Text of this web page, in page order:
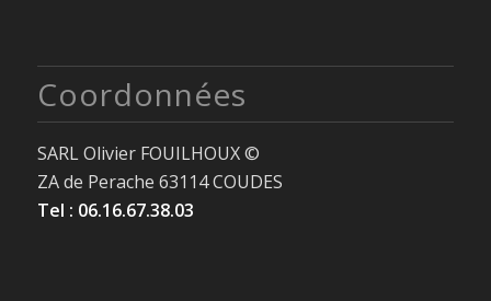
Coordonnées
SARL Olivier FOUILHOUX ©
ZA de Perache 63114 COUDES
Tel : 06.16.67.38.03